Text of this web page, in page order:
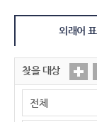
외래어
찾을 대상